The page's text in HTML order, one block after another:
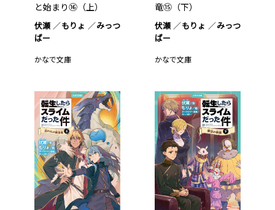
と始まり⑯（上）
伏瀬 もりょ
みっつ
ばー
かなで文庫
竜⑮（下）
伏瀬 もりょ
みっつ
ばー
かなで文庫